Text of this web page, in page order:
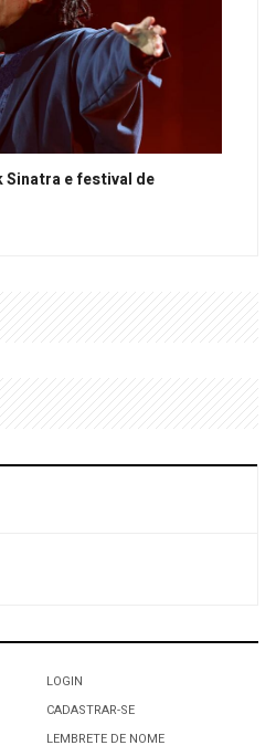
Sinatra e festival de
LOGIN
CADASTRAR-SE
LEMBRETE DE NOME